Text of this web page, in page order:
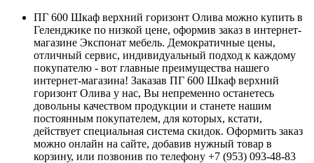
ПГ 600 Шкаф верхний горизонт Олива можно купить в
Геленджике по низкой цене, оформив заказ в интернет-
магазине Экспонат мебель. Демократичные цены,
отличный сервис, индивидуальный подход к каждому
покупателю - вот главные преимущества нашего
интернет-магазина! Заказав ПГ 600 Шкаф верхний
горизонт Олива у нас, Вы непременно останетесь
довольны качеством продукции и станете нашим
постоянным покупателем, для которых, кстати,
действует специальная система скидок. Оформить заказ
можно онлайн на сайте, добавив нужный товар в
корзину, или позвонив по телефону +7 (953) 093-48-83